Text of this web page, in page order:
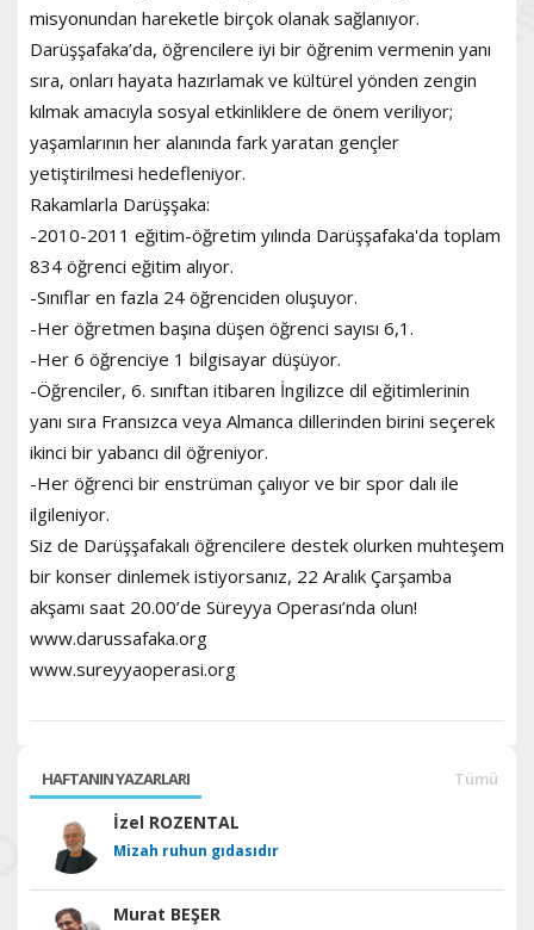
misyonundan hareketle birçok olanak sağlanıyor.
Darüşşafaka’da, öğrencilere iyi bir öğrenim vermenin yanı
sıra, onları hayata hazırlamak ve kültürel yönden zengin
kılmak amacıyla sosyal etkinliklere de önem veriliyor;
yaşamlarının her alanında fark yaratan gençler
yetiştirilmesi hedefleniyor.
Rakamlarla Darüşşaka:
-2010-2011 eğitim-öğretim yılında Darüşşafaka'da toplam
834 öğrenci eğitim alıyor.
-Sınıflar en fazla 24 öğrenciden oluşuyor.
-Her öğretmen başına düşen öğrenci sayısı 6,1.
-Her 6 öğrenciye 1 bilgisayar düşüyor.
-Öğrenciler, 6. sınıftan itibaren İngilizce dil eğitimlerinin
yanı sıra Fransızca veya Almanca dillerinden birini seçerek
ikinci bir yabancı dil öğreniyor.
-Her öğrenci bir enstrüman çalıyor ve bir spor dalı ile
ilgileniyor.
Siz de Darüşşafakalı öğrencilere destek olurken muhteşem
bir konser dinlemek istiyorsanız, 22 Aralık Çarşamba
akşamı saat 20.00’de Süreyya Operası’nda olun!
www.darussafaka.org
www.sureyyaoperasi.org
HAFTANIN YAZARLARI Tümü
İzel ROZENTAL
Mizah ruhun gıdasıdır
Murat BEŞER